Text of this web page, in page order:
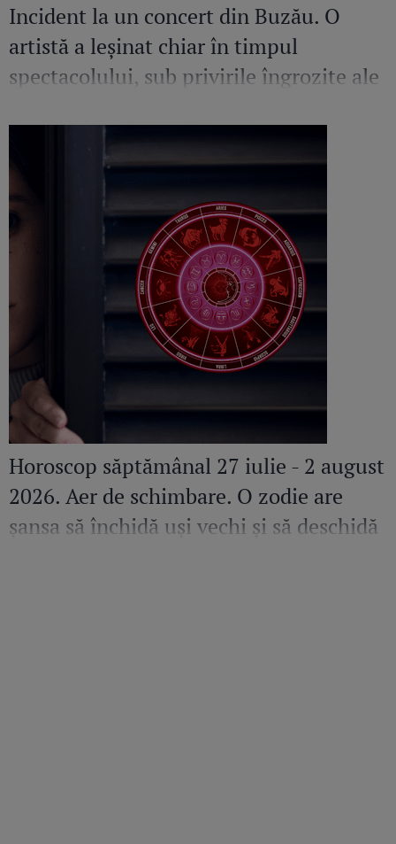
Incident la un concert din Buzău. O
artistă a leșinat chiar în timpul
spectacolului, sub privirile îngrozite ale
Horoscop săptămânal 27 iulie - 2 august
2026. Aer de schimbare. O zodie are
șansa să închidă uși vechi și să deschidă